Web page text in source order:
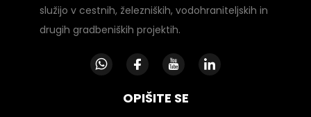
služijo v cestnih, železniških, vodohraniteljskih in
drugih gradbeniških projektih.
OPIŠITE SE